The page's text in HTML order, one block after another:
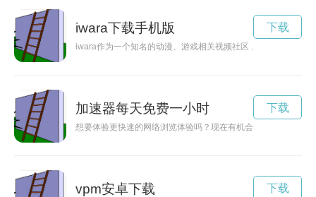
iwara下载手机版
iwara作为一个知名的动漫、游戏相关视频社区，拥有大量更新
下载
加速器每天免费一小时
想要体验更快速的网络浏览体验吗？现在有机会通过免费试用
下载
vpm安卓下载 下载